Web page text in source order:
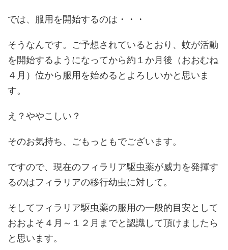
では、服用を開始するのは・・・
そうなんです。ご予想されているとおり、蚊が活動
を開始するようになってから約１か月後（おおむね
４月）位から服用を始めるとよろしいかと思いま
す。
え？ややこしい？
そのお気持ち、ごもっともでございます。
ですので、現在のフィラリア駆虫薬が威力を発揮す
るのはフィラリアの移行幼虫に対して。
そしてフィラリア駆虫薬の服用の一般的目安として
おおよそ４月～１２月までと認識して頂けましたら
と思います。